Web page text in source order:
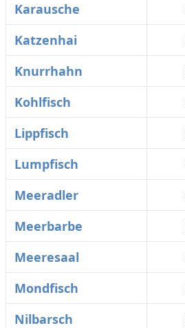
Karausche
Katzenhai
Knurrhahn
Kohlfisch
Lippfisch
Lumpfisch
Meeradler
Meerbarbe
Meeresaal
Mondfisch
Nilbarsch